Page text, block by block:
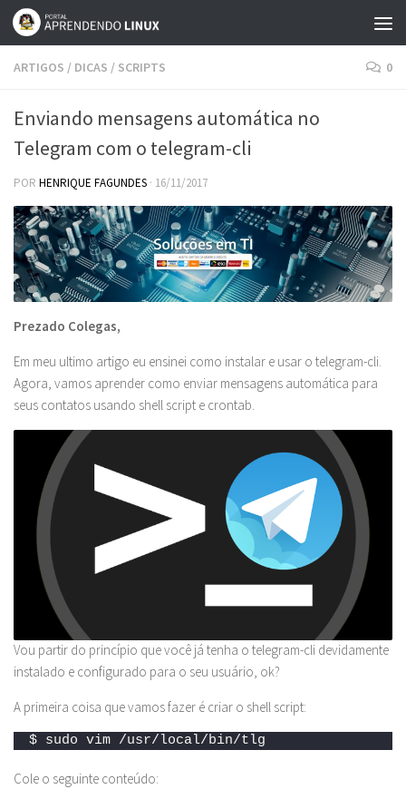
Skip to content
ARTIGOS / DICAS / SCRIPTS 0
Enviando mensagens automática no
Telegram com o telegram-cli
POR HENRIQUE FAGUNDES · 16/11/2017
Prezado Colegas,
Em meu ultimo artigo eu ensinei como instalar e usar o telegram-cli.
Agora, vamos aprender como enviar mensagens automática para
seus contatos usando shell script e crontab.
Vou partir do princípio que você já tenha o telegram-cli devidamente
instalado e configurado para o seu usuário, ok?
A primeira coisa que vamos fazer é criar o shell script:
$ sudo vim /usr/local/bin/tlg
Cole o seguinte conteúdo: